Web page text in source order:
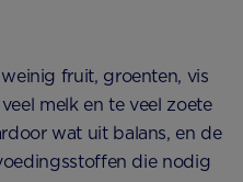
fruit, groenten, vis
melk en te veel zoete
wat uit balans, en de
die nodig